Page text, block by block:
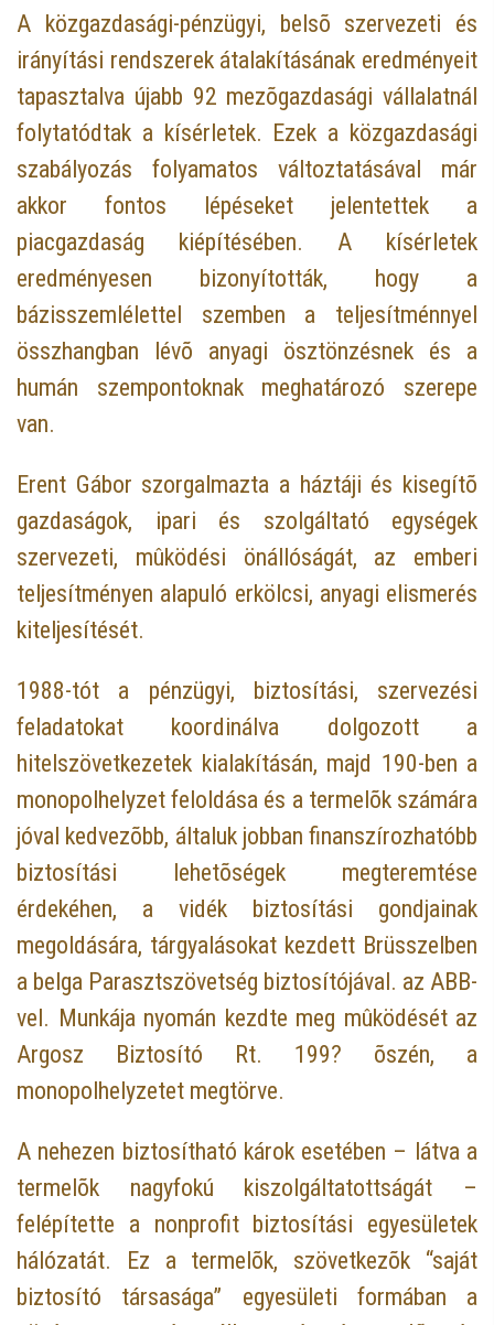
A közgazdasági-pénzügyi, belsõ szervezeti és
irányítási rendszerek átalakításának eredményeit
tapasztalva újabb 92 mezõgazdasági vállalatnál
folytatódtak a kísérletek. Ezek a közgazdasági
szabályozás folyamatos változtatásával már
akkor fontos lépéseket jelentettek a
piacgazdaság kiépítésében. A kísérletek
eredményesen bizonyították, hogy a
bázisszemlélettel szemben a teljesítménnyel
összhangban lévõ anyagi ösztönzésnek és a
humán szempontoknak meghatározó szerepe
van.
Erent Gábor szorgalmazta a háztáji és kisegítõ
gazdaságok, ipari és szolgáltató egységek
szervezeti, mûködési önállóságát, az emberi
teljesítményen alapuló erkölcsi, anyagi elismerés
kiteljesítését.
1988-tót a pénzügyi, biztosítási, szervezési
feladatokat koordinálva dolgozott a
hitelszövetkezetek kialakításán, majd 190-ben a
monopolhelyzet feloldása és a termelõk számára
jóval kedvezõbb, általuk jobban finanszírozhatóbb
biztosítási lehetõségek megteremtése
érdekéhen, a vidék biztosítási gondjainak
megoldására, tárgyalásokat kezdett Brüsszelben
a belga Parasztszövetség biztosítójával. az ABB-
vel. Munkája nyomán kezdte meg mûködését az
Argosz Biztosító Rt. 199? õszén, a
monopolhelyzetet megtörve.
A nehezen biztosítható károk esetében – látva a
termelõk nagyfokú kiszolgáltatottságát –
felépítette a nonprofit biztosítási egyesületek
hálózatát. Ez a termelõk, szövetkezõk “saját
biztosító társasága” egyesületi formában a